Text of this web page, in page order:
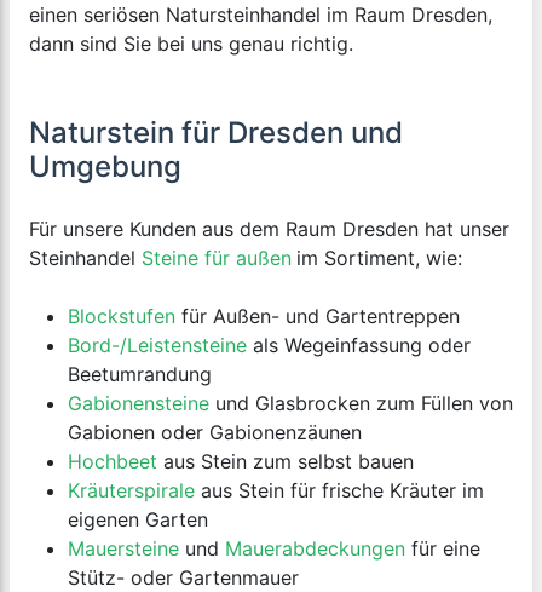
einen seriösen Natursteinhandel im Raum Dresden,
dann sind Sie bei uns genau richtig.
Naturstein für Dresden und
Umgebung
Für unsere Kunden aus dem Raum Dresden hat unser
Steinhandel Steine für außen im Sortiment, wie:
Blockstufen für Außen- und Gartentreppen
Bord-/Leistensteine als Wegeinfassung oder
Beetumrandung
Gabionensteine und Glasbrocken zum Füllen von
Gabionen oder Gabionenzäunen
Hochbeet aus Stein zum selbst bauen
Kräuterspirale aus Stein für frische Kräuter im
eigenen Garten
Mauersteine und Mauerabdeckungen für eine
Stütz- oder Gartenmauer